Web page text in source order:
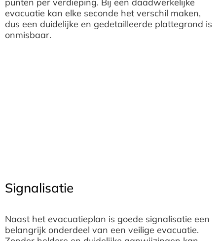
evacuatie kan elke seconde het verschil maken,
dus een duidelijke en gedetailleerde plattegrond is
onmisbaar.
Signalisatie
Naast het evacuatieplan is goede signalisatie een
belangrijk onderdeel van een veilige evacuatie.